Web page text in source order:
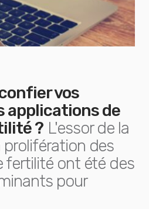
vos
applications de
? L'essor de la
des
fertilité ont été des
pour